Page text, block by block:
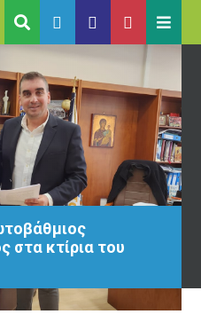
στα κτίρια του